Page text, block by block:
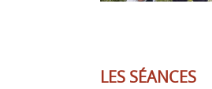
LES SÉANCES